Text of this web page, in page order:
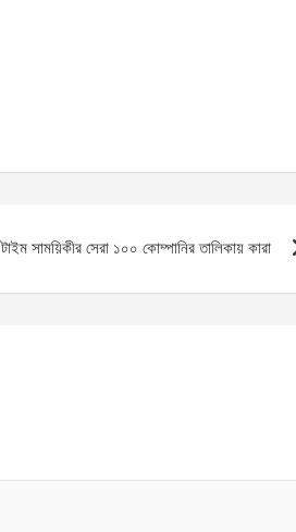
টাইম সাময়িকীর সেরা ১০০ কোম্পানির তালিকায় কারা